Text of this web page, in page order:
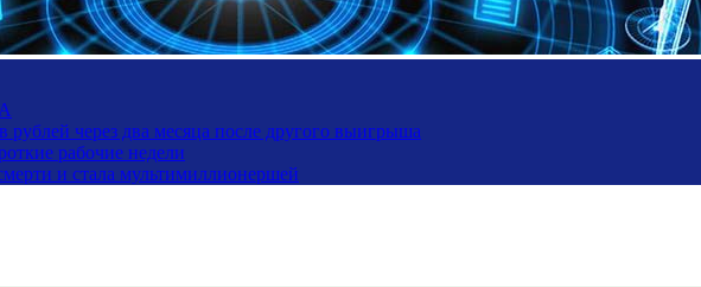
через два месяца после другого выигрыша
рабочие недели
и стала мультимиллионершей